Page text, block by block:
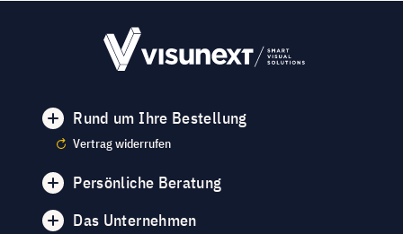
Rund um Ihre Bestellung
Vertrag widerrufen
Persönliche Beratung
Das Unternehmen